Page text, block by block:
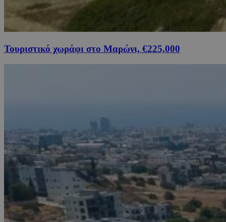
Τουριστικό χωράφι στο Μαρώνι, €225,000